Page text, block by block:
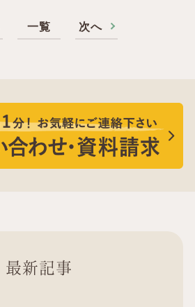
一覧 次へ
最新記事